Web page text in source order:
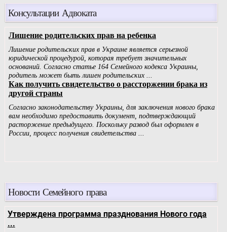
Консультации Адвоката
Новости Семейного права
Утверждена программа празднования Нового года
...